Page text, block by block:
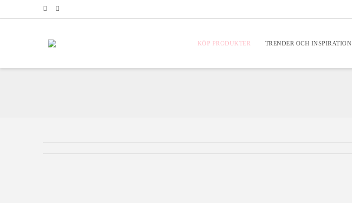
KÖP PRODUKTER TRENDER OCH INSPIRATION